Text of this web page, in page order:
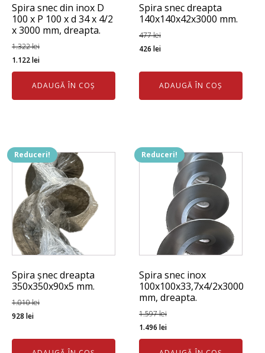
Spira snec din inox D
100 x P 100 x d 34 x 4/2
x 3000 mm, dreapta.
1.322lei
Prețul
inițial
fost:
1.122leiPrețul
curent
este:
1.122 lei.
ADAUGĂ ÎN COȘ
Spira snec dreapta
140x140x42x3000 mm.
477lei
Prețul
a
fost:
426leiPrețul
426 lei.
ADAUGĂ ÎN COȘ
Reduceri!
Spira șnec dreapta
350x350x90x5 mm.
1.010lei
Prețul
a
928 leiPrețul
Reduceri!
Spira snec inox
100x100x33,7x4/2x3000
mm, dreapta.
1.597lei
Prețul
inițial
1.496leiPrețul
curent